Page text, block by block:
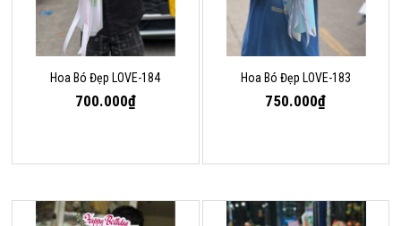
Hoa Bó Đẹp LOVE-184
700.000₫
Hoa Bó Đẹp LOVE-183
750.000₫